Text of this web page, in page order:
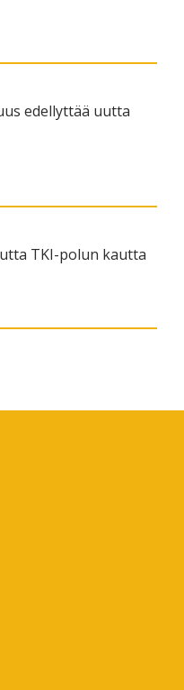
edellyttää uutta
TKI-polun kautta